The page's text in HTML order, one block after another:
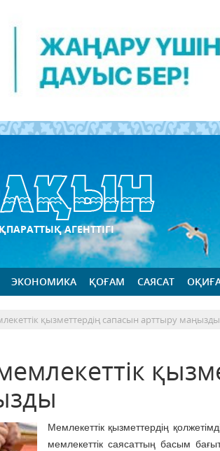
АГЕНТТІГІ
ЭКОНОМИКА ҚОҒАМ САЯСАТ
қызметтердің сапасын арттыру маңызды
Мемлекеттік қызметтердің
мемлекеттік саясаттың басым